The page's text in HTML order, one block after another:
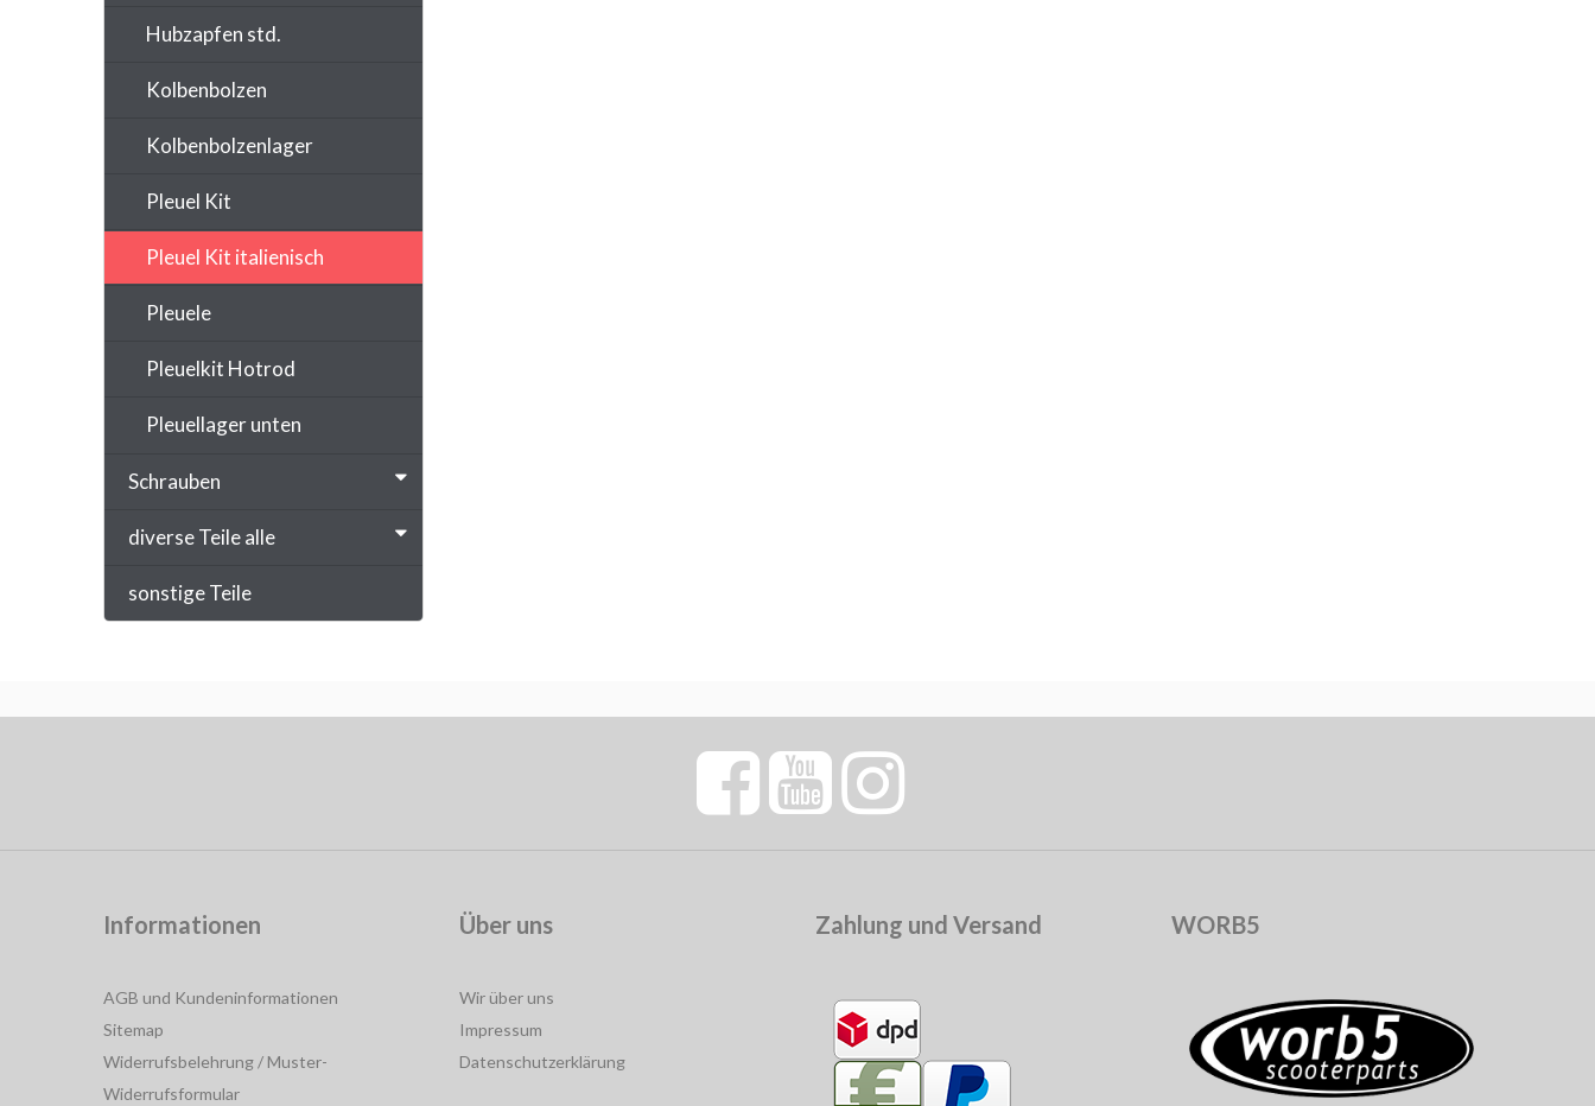
Hubzapfen std.
Kolbenbolzen
Kolbenbolzenlager
Pleuel Kit
Pleuel Kit italienisch
Pleuele
Pleuelkit Hotrod
Pleuellager unten
Schrauben
diverse Teile alle
sonstige Teile
Informationen
AGB und Kundeninformationen
Sitemap
Widerrufsbelehrung / Muster-
Widerrufsformular
Über uns
Wir über uns
Impressum
Datenschutzerklärung
Zahlung und Versand WORB5